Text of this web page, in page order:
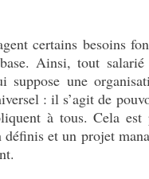
certains besoins
Ainsi, tout
une
: il s’agit de
à tous. Cela
et un projet